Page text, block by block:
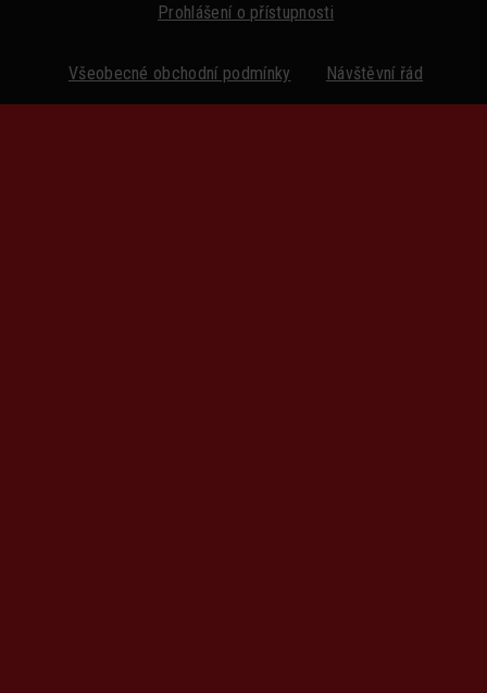
Prohlášení o přístupnosti
Všeobecné obchodní podmínky Návštěvní řád